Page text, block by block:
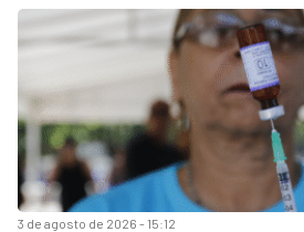
3 de agosto de 2026 - 15:12